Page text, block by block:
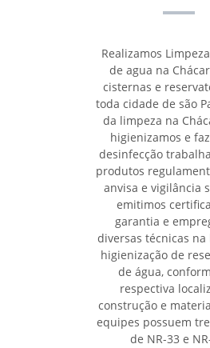
Realizamos
de agua na
cisternas e
toda cidade de são
da limpeza na
higienizamos e
desinfecção
produtos
anvisa e vigilância
emitimos
garantia e
diversas técnicas na
higienização de
de água,
respectiva
construção e
equipes possuem
de NR-33 e